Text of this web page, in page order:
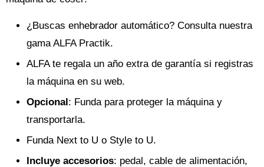
¿Buscas enhebrador automático? Consulta nuestra
gama ALFA Practik.
ALFA te regala un año extra de garantía si registras
la máquina en su web.
Opcional : Funda para proteger la máquina y
transportarla.
Funda Next to U o Style to U.
Incluye accesorios: pedal, cable de alimentación,